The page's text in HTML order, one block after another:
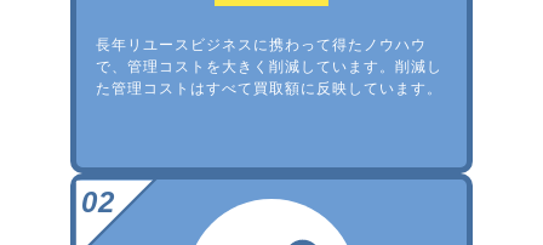
長年リユースビジネスに携わって得たノウハウ
で、管理コストを大きく削減しています。削減し
た管理コストはすべて買取額に反映しています。